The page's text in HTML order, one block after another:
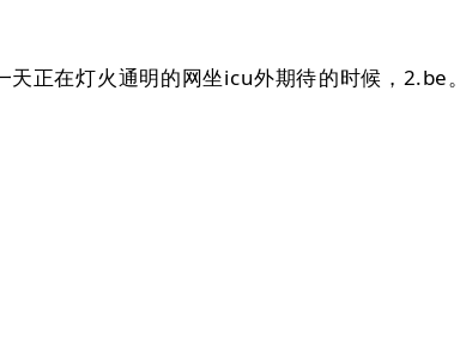
在灯火通明的网坐icu外期待的时候，2.be